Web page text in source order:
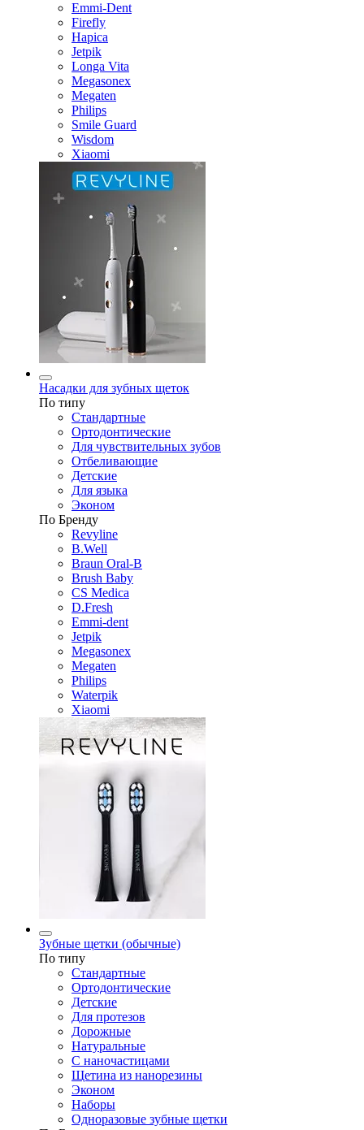
Emmi-Dent
Firefly
Hapica
Jetpik
Longa Vita
Megasonex
Megaten
Philips
Smile Guard
Wisdom
Xiaomi
Насадки для зубных щеток
По типу
Стандартные
Ортодонтические
Для чувствительных зубов
Отбеливающие
Детские
Для языка
Эконом
По Бренду
Revyline
B.Well
Braun Oral-B
Brush Baby
CS Medica
D.Fresh
Emmi-dent
Jetpik
Megasonex
Megaten
Philips
Waterpik
Xiaomi
Зубные щетки (обычные)
По типу
Стандартные
Ортодонтические
Детские
Для протезов
Дорожные
Натуральные
С наночастицами
Щетина из нанорезины
Эконом
Наборы
Одноразовые зубные щетки